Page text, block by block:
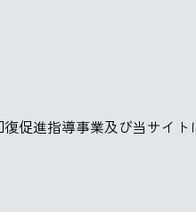
促進指導事業及び当サイト